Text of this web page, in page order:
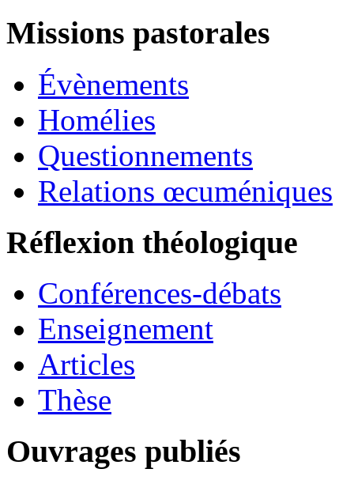
Missions pastorales
Évènements
Homélies
Questionnements
Relations œcuméniques
Réflexion théologique
Conférences-débats
Enseignement
Articles
Thèse
Ouvrages publiés